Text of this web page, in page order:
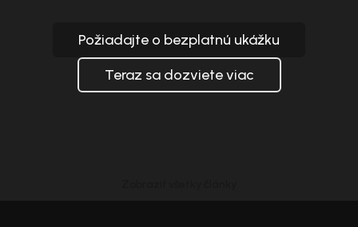
Požiadajte o bezplatnú ukážku
Teraz sa dozviete viac